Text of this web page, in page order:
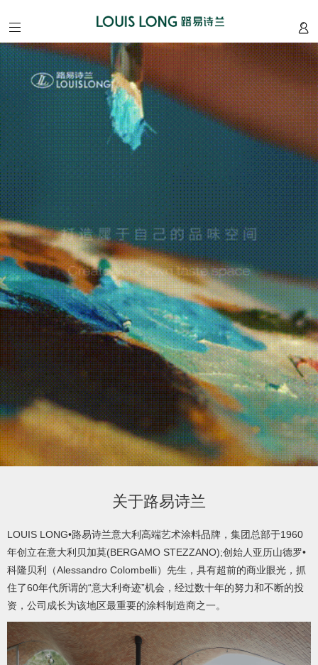
home
/
首
页
about
/
我
们
product
/
产
品
频
brand
关于路易诗兰
LOUIS LONG•路易诗兰意大利高端艺术涂料品牌，集团总部于1960
年创立在意大利贝加莫(BERGAMO STEZZANO);创始人亚历山德罗•
科隆贝利（Alessandro Colombelli）先生，具有超前的商业眼光，抓
住了60年代所谓的“意大利奇迹”机会，经过数十年的努力和不断的投
资，公司成长为该地区最重要的涂料制造商之一。